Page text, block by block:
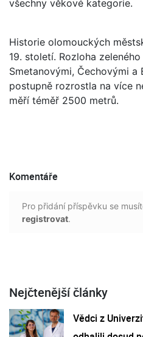
všechny věkové kategorie.
Historie olomouckých
19. století. Rozloha
Smetanovými, Čechovými a
postupně rozrostla na více
měří téměř 2500 metrů.
Komentáře
Pro přidání příspěvku se
registrovat.
Nejčtenější články
Vědci z